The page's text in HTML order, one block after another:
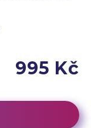
995 Kč